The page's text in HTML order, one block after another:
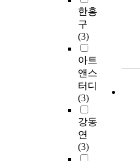
한홍
구
(3)
아트
앤스
터디
(3)
강동
연
(3)